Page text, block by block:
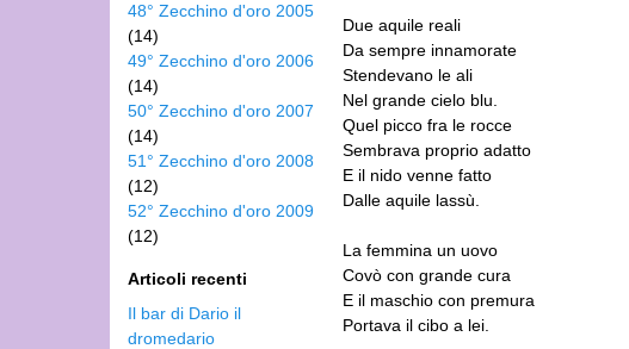
Due aquile reali
Da sempre innamorate
Stendevano le ali
Nel grande cielo blu.
Quel picco fra le rocce
Sembrava proprio adatto
E il nido venne fatto
Dalle aquile lassù.
La femmina un uovo
Covò con grande cura
E il maschio con premura
Portava il cibo a lei.
48° Zecchino d'oro 2005
(14)
49° Zecchino d'oro 2006
(14)
50° Zecchino d'oro 2007
(14)
51° Zecchino d'oro 2008
(12)
52° Zecchino d'oro 2009
(12)
Articoli recenti
Il bar di Dario il
dromedario